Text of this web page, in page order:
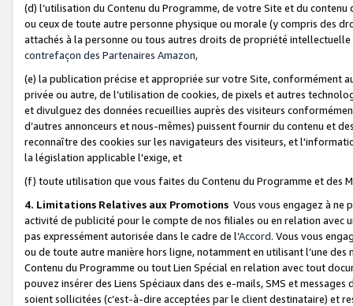
(d) l’utilisation du Contenu du Programme, de votre Site et du
ou ceux de toute autre personne physique ou morale (y compris des
attachés à la personne ou tous autres droits de propriété
contrefaçon des Partenaires Amazon,
(e) la publication précise et appropriée sur votre Site, conformément
privée ou autre, de l’utilisation de cookies, de pixels et autres
et divulguez des données recueillies auprès des visiteurs
d’autres annonceurs et nous-mêmes) puissent fournir du contenu et
reconnaître des cookies sur les navigateurs des visiteurs, et
la législation applicable l'exige, et
(f) toute utilisation que vous faites du Contenu du Programme et des
4. Limitations Relatives aux Promotions Vous vous engagez à ne
activité de publicité pour le compte de nos filiales ou en relation avec
pas expressément autorisée dans le cadre de l’Accord. Vous vous
ou de toute autre manière hors ligne, notamment en utilisant l’une
Contenu du Programme ou tout Lien Spécial en relation avec tout
pouvez insérer des Liens Spéciaux dans des e-mails, SMS et
soient sollicitées (c’est-à-dire acceptées par le client destinataire) et